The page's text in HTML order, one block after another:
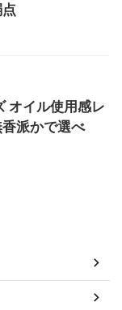
オイル使用感レ
派かで選べ